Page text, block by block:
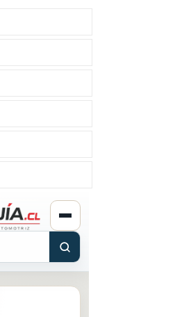
Descubre cómo un simple
alimento puede reducir el
riesgo de complicaciones
cardíacas y salvar vidas
COMER SANO